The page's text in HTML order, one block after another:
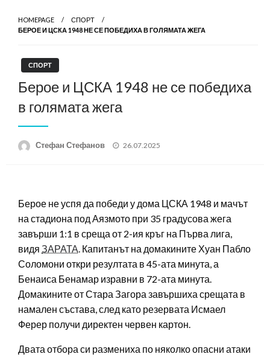
HOMEPAGE
СПОРТ
БЕРОЕ И ЦСКА 1948 НЕ СЕ ПОБЕДИХА В ГОЛЯМАТА ЖЕГА
СПОРТ
Берое и ЦСКА 1948 не се победиха
в голямата жега
Стефан Стефанов
Posted
26.07.2025
Берое не успя да победи у дома ЦСКА 1948 и мачът
на стадиона под Аязмото при 35 градусова жега
завърши 1:1 в среща от 2-ия кръг на Първа лига,
видя ЗАРАТА. Капитанът на домакините Хуан Пабло
Соломони откри резултата в 45-ата минута, а
Бенаиса Бенамар изравни в 72-ата минута.
Домакините от Стара Загора завършиха срещата в
намален състава, след като резервата Исмаел
Ферер получи директен червен картон.
Двата отбора си размениха по няколко опасни атаки